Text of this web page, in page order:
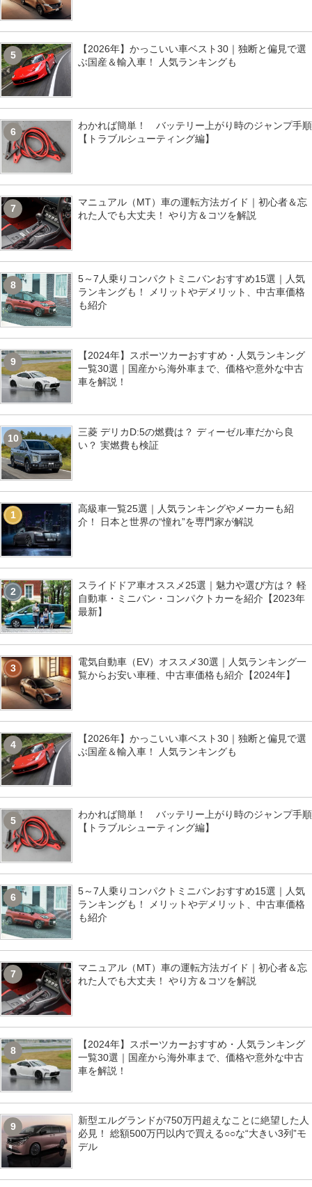
5
【2026年】かっこいい車ベスト30｜独断と偏見で選
ぶ国産＆輸入車！ 人気ランキングも
6
わかれば簡単！ バッテリー上がり時のジャンプ手順
【トラブルシューティング編】
7
マニュアル（MT）車の運転方法ガイド｜初心者＆忘
れた人でも大丈夫！ やり方＆コツを解説
8
5～7人乗りコンパクトミニバンおすすめ15選｜人気
ランキングも！ メリットやデメリット、中古車価格
も紹介
9
【2024年】スポーツカーおすすめ・人気ランキング
一覧30選｜国産から海外車まで、価格や意外な中古
車を解説！
10
三菱 デリカD:5の燃費は？ ディーゼル車だから良
い？ 実燃費も検証
1
高級車一覧25選｜人気ランキングやメーカーも紹
介！ 日本と世界の“憧れ”を専門家が解説
2
スライドドア車オススメ25選｜魅力や選び方は？ 軽
自動車・ミニバン・コンパクトカーを紹介【2023年
最新】
3
電気自動車（EV）オススメ30選｜人気ランキング一
覧からお安い車種、中古車価格も紹介【2024年】
4
【2026年】かっこいい車ベスト30｜独断と偏見で選
ぶ国産＆輸入車！ 人気ランキングも
5
わかれば簡単！ バッテリー上がり時のジャンプ手順
【トラブルシューティング編】
6
5～7人乗りコンパクトミニバンおすすめ15選｜人気
ランキングも！ メリットやデメリット、中古車価格
も紹介
7
マニュアル（MT）車の運転方法ガイド｜初心者＆忘
れた人でも大丈夫！ やり方＆コツを解説
8
【2024年】スポーツカーおすすめ・人気ランキング
一覧30選｜国産から海外車まで、価格や意外な中古
車を解説！
9
新型エルグランドが750万円超えなことに絶望した人
必見！ 総額500万円以内で買える○○な“大きい3列”モ
デル